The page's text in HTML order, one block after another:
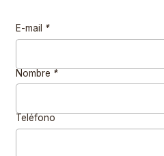
E-mail *
Nombre *
Teléfono